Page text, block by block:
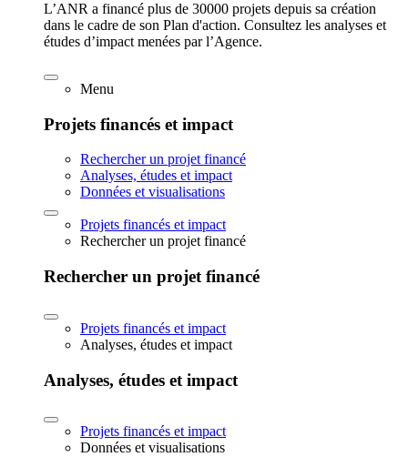
L’ANR a financé plus de 30000 projets depuis sa création
dans le cadre de son Plan d'action. Consultez les analyses et
études d’impact menées par l’Agence.
Menu
Projets financés et impact
Rechercher un projet financé
Analyses, études et impact
Données et visualisations
Projets financés et impact
Rechercher un projet financé
Rechercher un projet financé
Projets financés et impact
Analyses, études et impact
Analyses, études et impact
Projets financés et impact
Données et visualisations